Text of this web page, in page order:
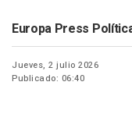
Europa Press
Jueves, 2 julio 2026
Publicado: 06:40